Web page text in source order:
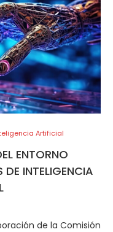
Artificial
ENTORNO
INTELIGENCIA
de la Comisión